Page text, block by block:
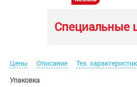
Специальные
Цены Описание Тех.
Упаковка